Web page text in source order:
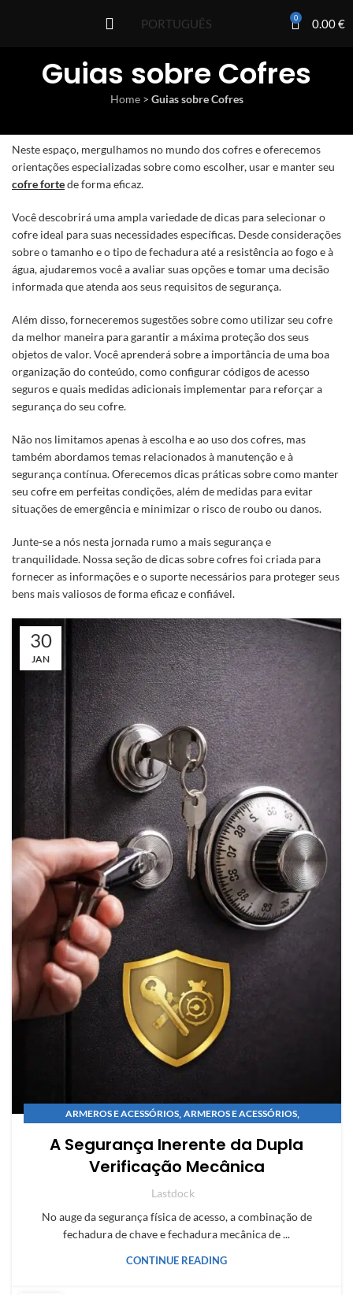
PORTUGUÊS 0 0.00€
Guias sobre Cofres
Home> Guias sobre Cofres
Neste espaço, mergulhamos no mundo dos cofres e oferecemos
orientações especializadas sobre como escolher, usar e manter seu
cofre fortede forma eficaz.
Você descobrirá uma ampla variedade de dicas para selecionar o
cofre ideal para suas necessidades específicas. Desde considerações
sobre o tamanho e o tipo de fechadura até a resistência ao fogo e à
água, ajudaremos você a avaliar suas opções e tomar uma decisão
informada que atenda aos seus requisitos de segurança.
Além disso, forneceremos sugestões sobre como utilizar seu cofre
da melhor maneira para garantir a máxima proteção dos seus
objetos de valor. Você aprenderá sobre a importância de uma boa
organização do conteúdo, como configurar códigos de acesso
seguros e quais medidas adicionais implementar para reforçar a
segurança do seu cofre.
Não nos limitamos apenas à escolha e ao uso dos cofres, mas
também abordamos temas relacionados à manutenção e à
segurança contínua. Oferecemos dicas práticas sobre como manter
seu cofre em perfeitas condições, além de medidas para evitar
situações de emergência e minimizar o risco de roubo ou danos.
Junte-se a nós nesta jornada rumo a mais segurança e
tranquilidade. Nossa seção de dicas sobre cofres foi criada para
fornecer as informações e o suporte necessários para proteger seus
bens mais valiosos de forma eficaz e confiável.
30
JAN
ARMEROS E ACESSÓRIOS, ARMEROS E ACESSÓRIOS,
GUIAS SOBRE COFRES,GUIAS SOBRE COFRES,
NOVIDADES E INOVAÇÕES, NOVIDADES E INOVAÇÕES
A Segurança Inerente da Dupla
Verificação Mecânica
Lastdock
No auge da segurança física de acesso, a combinação de
fechadura de chave e fechadura mecânica de ...
CONTINUE READING